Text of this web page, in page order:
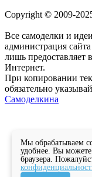
Copyright © 2009-
Все самоделки и
администрация
лишь предоставляет
Интернет.
При копировании
обязательно
Самоделкина
Мы обрабатываем
удобнее. Вы можете
браузера.